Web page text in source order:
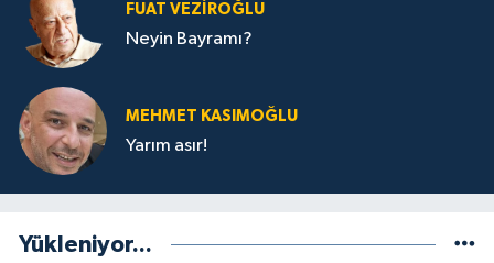
FUAT VEZIROĞLU
Neyin Bayramı?
MEHMET KASIMOĞLU
Yarım asır!
Yükleniyor...